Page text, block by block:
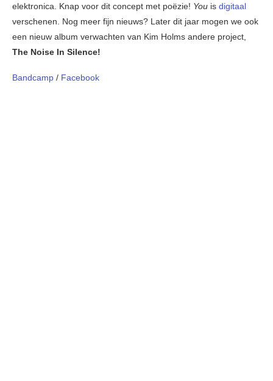
elektronica. Knap voor dit concept met poëzie! You is digitaal
verschenen. Nog meer fijn nieuws? Later dit jaar mogen we ook
een nieuw album verwachten van Kim Holms andere project,
The Noise In Silence!
Bandcamp / Facebook